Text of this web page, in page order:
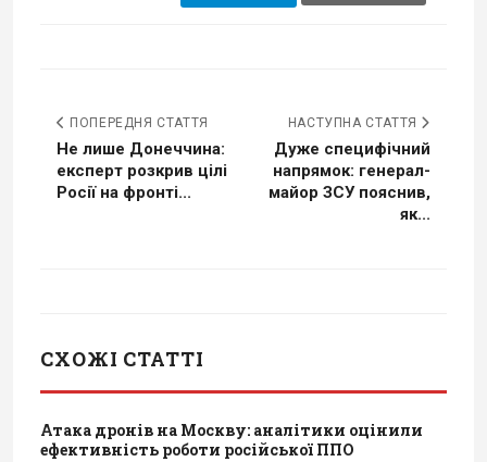
ПОПЕРЕДНЯ СТАТТЯ
Не лише Донеччина:
експерт розкрив цілі
Росії на фронті...
НАСТУПНА СТАТТЯ
Дуже специфічний
напрямок: генерал-
майор ЗСУ пояснив,
як...
СХОЖІ СТАТТІ
Атака дронів на Москву: аналітики оцінили
ефективність роботи російської ППО